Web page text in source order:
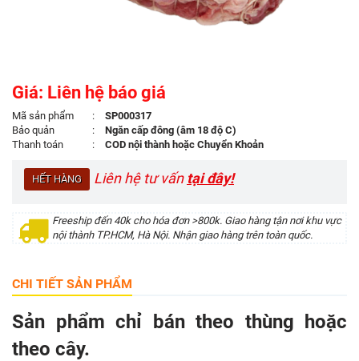
Giá: Liên hệ báo giá
Mã sản phẩm :
SP000317
Bảo quản
:
Ngăn cấp đông (âm 18 độ C)
Thanh toán
: COD nội thành hoặc Chuyển Khoản
HẾT HÀNG Liên hệ tư vấn tại đây!
Freeship đến 40k cho hóa đơn >800k. Giao hàng tận nơi khu vực
nội thành TP.HCM, Hà Nội. Nhận giao hàng trên toàn quốc.
CHI TIẾT SẢN PHẨM
Sản phẩm chỉ bán theo thùng hoặc
theo cây.